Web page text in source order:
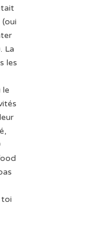
La
les
le
toi